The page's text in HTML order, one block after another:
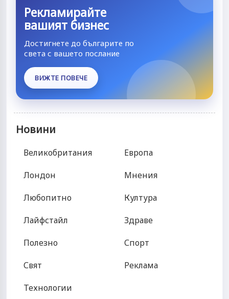
Рекламирайте
вашият бизнес
Достигнете до българите по
света с вашето послание
ВИЖТЕ ПОВЕЧЕ
Новини
Великобритания
Лондон
Любопитно
Лайфстайл
Полезно
Свят
Технологии
Европа
Мнения
Култура
Здраве
Спорт
Реклама